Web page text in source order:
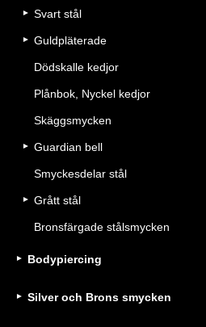
Svart stål
Guldpläterade
Dödskalle kedjor
Plånbok, Nyckel kedjor
Skäggsmycken
Guardian bell
Smyckesdelar stål
Grått stål
Bronsfärgade stålsmycken
Bodypiercing
Silver och Brons smycken